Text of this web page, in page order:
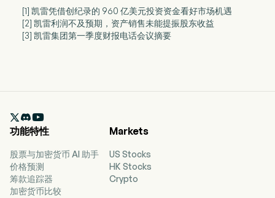
[1] 凯雷凭借创纪录的 960 亿美元投资资金看好市场机遇
[2] 凯雷利润不及预期，资产销售未能提振股东收益
[3] 凯雷集团第一季度财报电话会议摘要

功能特性
股票与加密货币 AI 助手
价格预测
筹款追踪器
加密货币比较
Markets
US Stocks
HK Stocks
Crypto